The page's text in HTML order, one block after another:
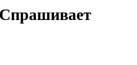
Спрашивает